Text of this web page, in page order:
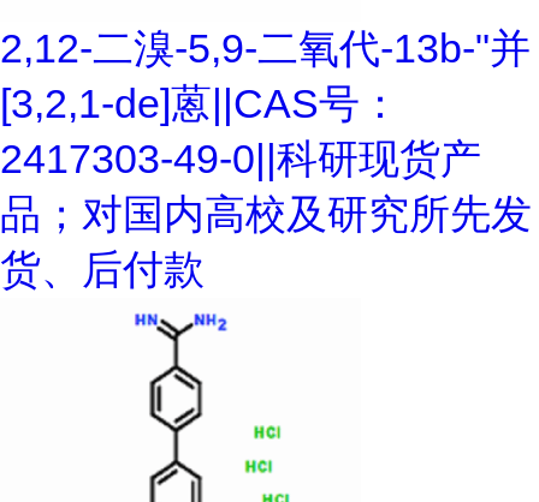
2,12-二溴-5,9-二氧代-13b-"并
[3,2,1-de]蒽||CAS号：
2417303-49-0||科研现货产
品；对国内高校及研究所先发
货、后付款